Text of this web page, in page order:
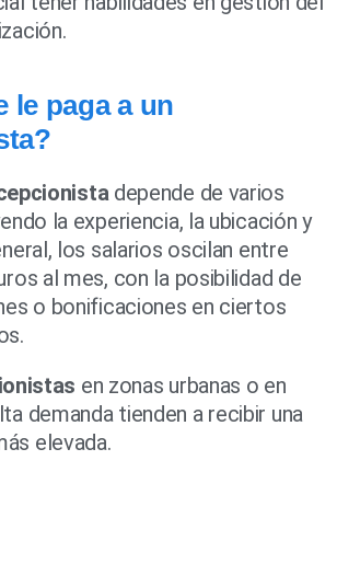
le paga a un
depende de varios
la experiencia, la ubicación y
los salarios oscilan entre
al mes, con la posibilidad de
o bonificaciones en ciertos
en zonas urbanas o en
demanda tienden a recibir una
elevada.